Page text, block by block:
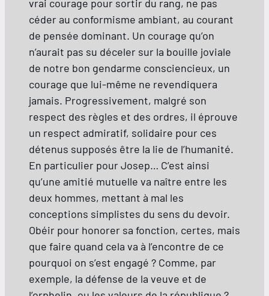
vrai courage pour sortir du rang, ne pas
céder au conformisme ambiant, au courant
de pensée dominant. Un courage qu’on
n’aurait pas su déceler sur la bouille joviale
de notre bon gendarme consciencieux, un
courage que lui-même ne revendiquera
jamais. Progressivement, malgré son
respect des règles et des ordres, il éprouve
un respect admiratif, solidaire pour ces
détenus supposés être la lie de l’humanité.
En particulier pour Josep… C’est ainsi
qu’une amitié mutuelle va naître entre les
deux hommes, mettant à mal les
conceptions simplistes du sens du devoir.
Obéir pour honorer sa fonction, certes, mais
que faire quand cela va à l’encontre de ce
pourquoi on s’est engagé ? Comme, par
exemple, la défense de la veuve et de